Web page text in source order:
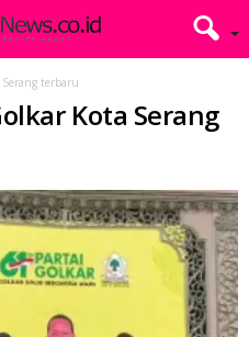
terbaru
Kota Serang